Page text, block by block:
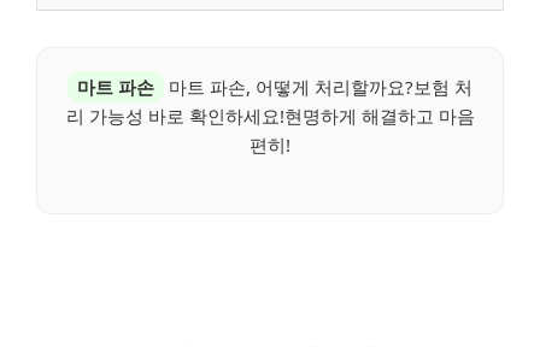
마트 파손
마트 파손, 어떻게 처리할까요?보험 처
리 가능성 바로 확인하세요!현명하게 해결하고 마음
편히!